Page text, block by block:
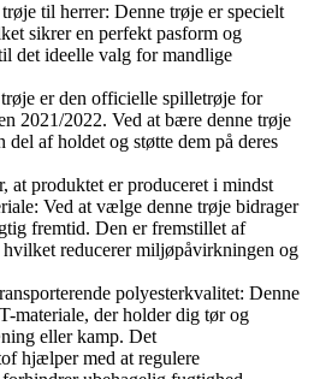
til herrer: Denne trøje er specielt
sikrer en perfekt pasform og
det ideelle valg for mandlige
er den officielle spilletrøje for
2021/2022. Ved at bære denne trøje
del af holdet og støtte dem på deres
at produktet er produceret i mindst
Ved at vælge denne trøje bidrager
fremtid. Den er fremstillet af
hvilket reducerer miljøpåvirkningen og
polyesterkvalitet: Denne
materiale, der holder dig tør og
eller kamp. Det
hjælper med at regulere